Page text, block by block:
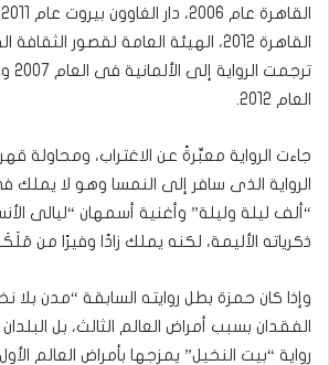
العام 2012.
جاءت الرواية معبِّرةً عن الاغتراب، ومحاولة
الرواية الذى سافر إلى النمسا وهو لا يملك
“ألف ليلة وليلة” وأغنية أسمهان “ليالى
ذكرياته الأليمة، لكنه يملك زادًا وفيرًا من
وإذا كان حمزة بطل روايته السابقة “مدن بلا
الفقدان بسبب أمراض العالم الثالث، بل
رواية “بيت النخيل” يمزجها بأمراض العالم الأول